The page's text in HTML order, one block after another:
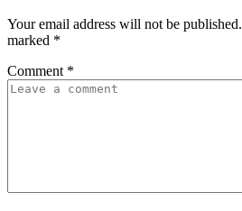
Your email address will not be published.
marked *
Comment *